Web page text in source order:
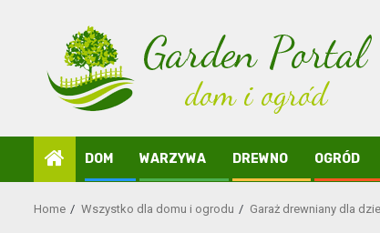
DOM WARZYWA DREWNO OGRÓD
Home Wszystko dla domu i ogrodu Garaż drewniany dla